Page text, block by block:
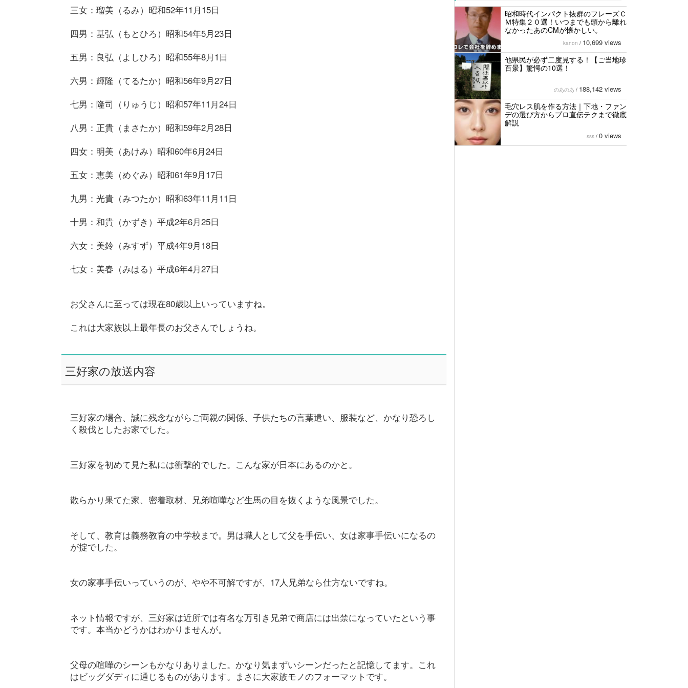
三女：瑠美（るみ）昭和52年11月15日
四男：基弘（もとひろ）昭和54年5月23日
五男：良弘（よしひろ）昭和55年8月1日
六男：輝隆（てるたか）昭和56年9月27日
七男：隆司（りゅうじ）昭和57年11月24日
八男：正貴（まさたか）昭和59年2月28日
四女：明美（あけみ）昭和60年6月24日
五女：恵美（めぐみ）昭和61年9月17日
九男：光貴（みつたか）昭和63年11月11日
十男：和貴（かずき）平成2年6月25日
六女：美鈴（みすず）平成4年9月18日
七女：美春（みはる）平成6年4月27日
お父さんに至っては現在80歳以上いっていますね。
これは大家族以上最年長のお父さんでしょうね。
三好家の放送内容
三好家の場合、誠に残念ながらご両親の関係、子供たちの言葉遣い、服装など、かなり恐ろし
く殺伐としたお家でした。
三好家を初めて見た私には衝撃的でした。こんな家が日本にあるのかと。
散らかり果てた家、密着取材、兄弟喧嘩など生馬の目を抜くような風景でした。
そして、教育は義務教育の中学校まで。男は職人として父を手伝い、女は家事手伝いになるの
が掟でした。
女の家事手伝いっていうのが、やや不可解ですが、17人兄弟なら仕方ないですね。
ネット情報ですが、三好家は近所では有名な万引き兄弟で商店には出禁になっていたという事
です。本当かどうかはわかりませんが。
父母の喧嘩のシーンもかなりありました。かなり気まずいシーンだったと記憶してます。これ
はビッグダディに通じるものがあります。まさに大家族モノのフォーマットです。
昭和時代インパクト抜群のフレーズＣ
Ｍ特集２０選！いつまでも頭から離れ
なかったあのCMが懐かしい。
kanon / 10,699 views
他県民が必ず二度見する！【ご当地珍
百景】驚愕の10選！
のあのあ / 188,142 views
毛穴レス肌を作る方法｜下地・ファン
デの選び方からプロ直伝テクまで徹底
解説
sss / 0 views